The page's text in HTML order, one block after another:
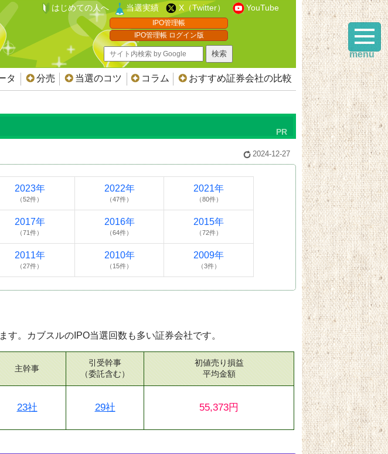
はじめての人へ 当選実績 X（Twitter） YouTube
IPO管理帳
IPO管理帳 ログイン版
タ 分売 当選のコツ コラム おすすめ証券会社の比較
2024-12-27
2023年
（52件）
2022年
（47件）
2021年
（80件）
2017年
（71件）
2016年
（64件）
2015年
（72件）
2011年
（27件）
2010年
（15件）
2009年
（3件）
す。カブスルのIPO当選回数も多い証券会社です。
主幹事
23社
引受幹事
（委託含む）
29社
初値売り損益
平均金額
55,373円
menu